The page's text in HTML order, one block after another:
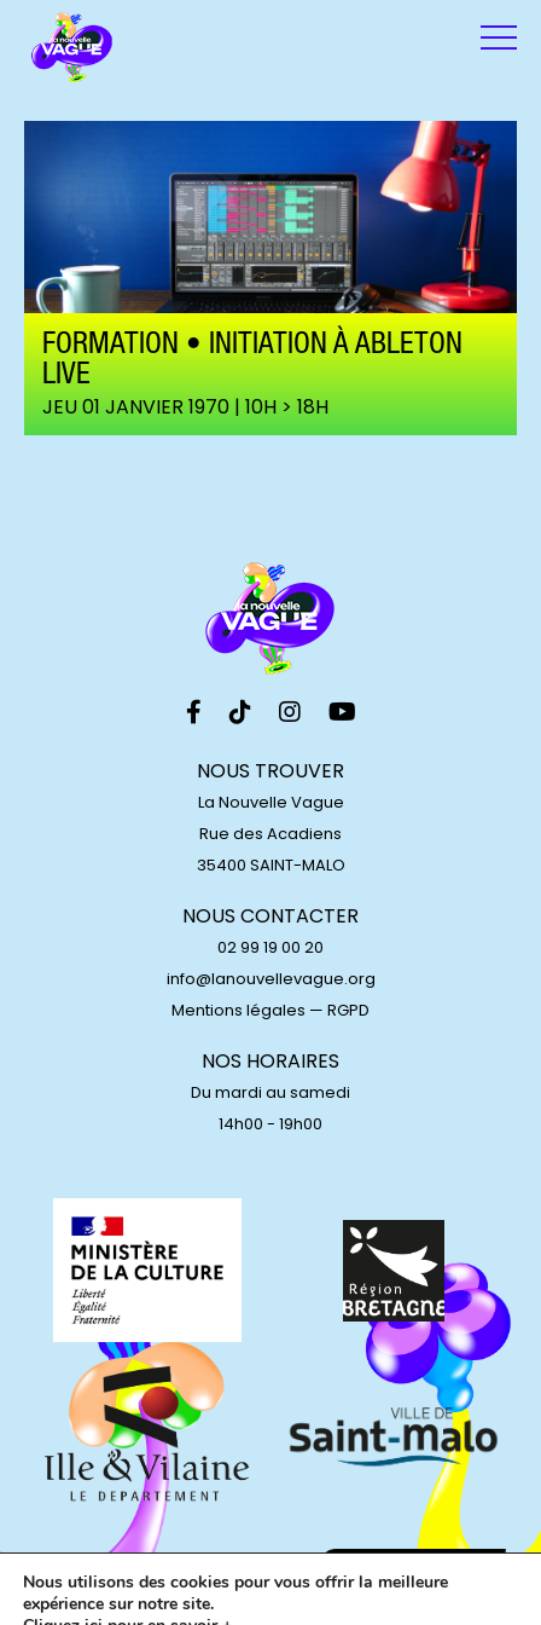
FORMATION • INITIATION À ABLETON
LIVE
JEU 01 JANVIER 1970 | 10H > 18H
NOUS TROUVER
La Nouvelle Vague
Rue des Acadiens
35400 SAINT-MALO
NOUS CONTACTER
02 99 19 00 20
info@lanouvellevague.org
Mentions légales — RGPD
NOS HORAIRES
Du mardi au samedi
14h00 - 19h00
Nous utilisons des cookies pour vous offrir la meilleure
expérience sur notre site.